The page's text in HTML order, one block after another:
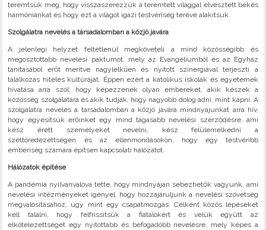
teremtsük meg, hogy visszaszerezzük a teremtett világgal elvesztett békés
harmóniánkat és hogy ezt a világot igazi testvériség terévé alakítsuk.
Szolgálatra nevelés a társadalomban a közjó javára
A jelenlegi helyzet feltétlenül megköveteli a mind közösségibb és
megosztottabb nevelési paktumot, mely az Evangéliumból és az Egyház
tanításából erőt merítve nagylelkűen és nyitott szinergiával terjeszti a
találkozás hiteles kultúráját. Éppen ezért a katolikus iskolák és egyetemek
hivatása arra szól, hogy képezzenek olyan embereket, akik készek a
közösség szolgálatára és akik tudják, hogy nagyobb dolog adni, mint kapni. A
szolgálatra nevelés a társadalomban a közjó javára mindnyájunkat arra hív,
hogy egyesítsük erőinket egy mind tágasabb nevelési szerződésre, ami
kész érett személyeket nevelni, kész felülemelkedni a
széttöredezettségen és az ellenmondásokon, hogy egy testvéribb
emberiség számára építsen kapcsolati hálózatot.
Hálózatok építése
A pandémia nyilvánvalóvá tette, hogy mindnyájan sebezhetők vagyunk, ami
nevelési intézményeket igényel, hogy hozzájáruljunk a nevelési szövetség
megvalósításához, úgy mint egy csapatmozgás. Célként közös lépéseket
kell találni, hogy felfrissítsük a fiatalokért és velük együtt az
elkötelezettséget egy nyitottabb és befogadóbb nevelésre, mely képes a